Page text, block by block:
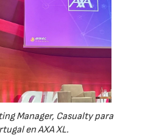
Manager, Casualty para
en AXA XL.